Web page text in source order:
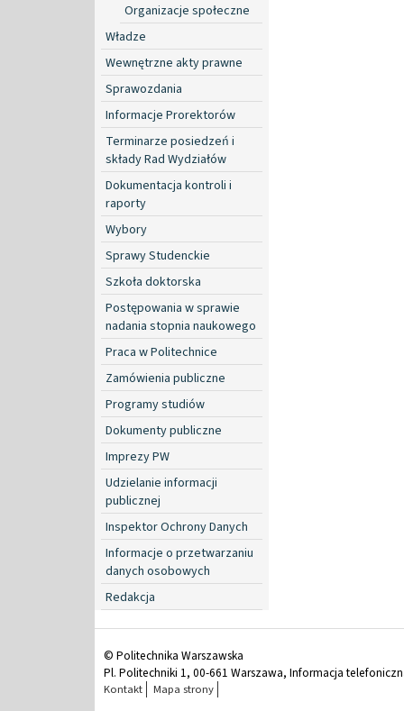
Organizacje społeczne
Władze
Wewnętrzne akty prawne
Sprawozdania
Informacje Prorektorów
Terminarze posiedzeń i
składy Rad Wydziałów
Dokumentacja kontroli i
raporty
Wybory
Sprawy Studenckie
Szkoła doktorska
Postępowania w sprawie
nadania stopnia naukowego
Praca w Politechnice
Zamówienia publiczne
Programy studiów
Dokumenty publiczne
Imprezy PW
Udzielanie informacji
publicznej
Inspektor Ochrony Danych
Informacje o przetwarzaniu
danych osobowych
Redakcja
© Politechnika Warszawska
Pl. Politechniki 1, 00-661 Warszawa, Informacja
Kontakt Mapa strony